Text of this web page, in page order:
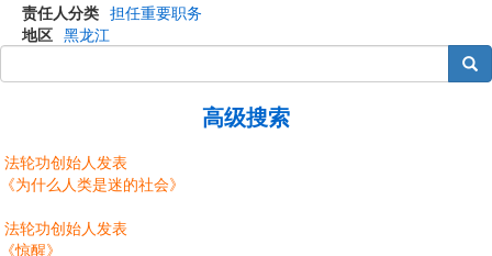
责任人分类 担任重要职务
地区 黑龙江
搜索
高级搜索
法轮功创始人发表
《为什么人类是迷的社会》
法轮功创始人发表
《惊醒》